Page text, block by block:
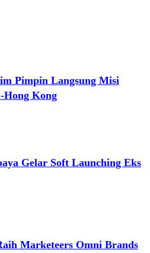
Pimpin Langsung Misi
Hong Kong
Gelar Soft Launching Eks
Marketeers Omni Brands